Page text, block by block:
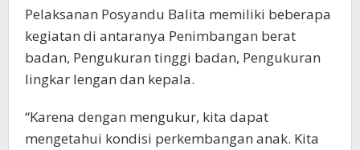
Pelaksanan Posyandu Balita memiliki beberapa
kegiatan di antaranya Penimbangan berat
badan, Pengukuran tinggi badan, Pengukuran
lingkar lengan dan kepala.
“Karena dengan mengukur, kita dapat
mengetahui kondisi perkembangan anak. Kita